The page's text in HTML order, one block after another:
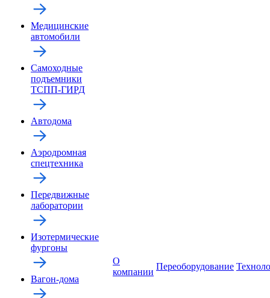
Медицинские
автомобили
Самоходные
подъемники
ТСПП-ГИРД
Автодома
Аэродромная
спецтехника
Передвижные
лаборатории
Изотермические
фургоны
Вагон-дома
О
компании
Переоборудование